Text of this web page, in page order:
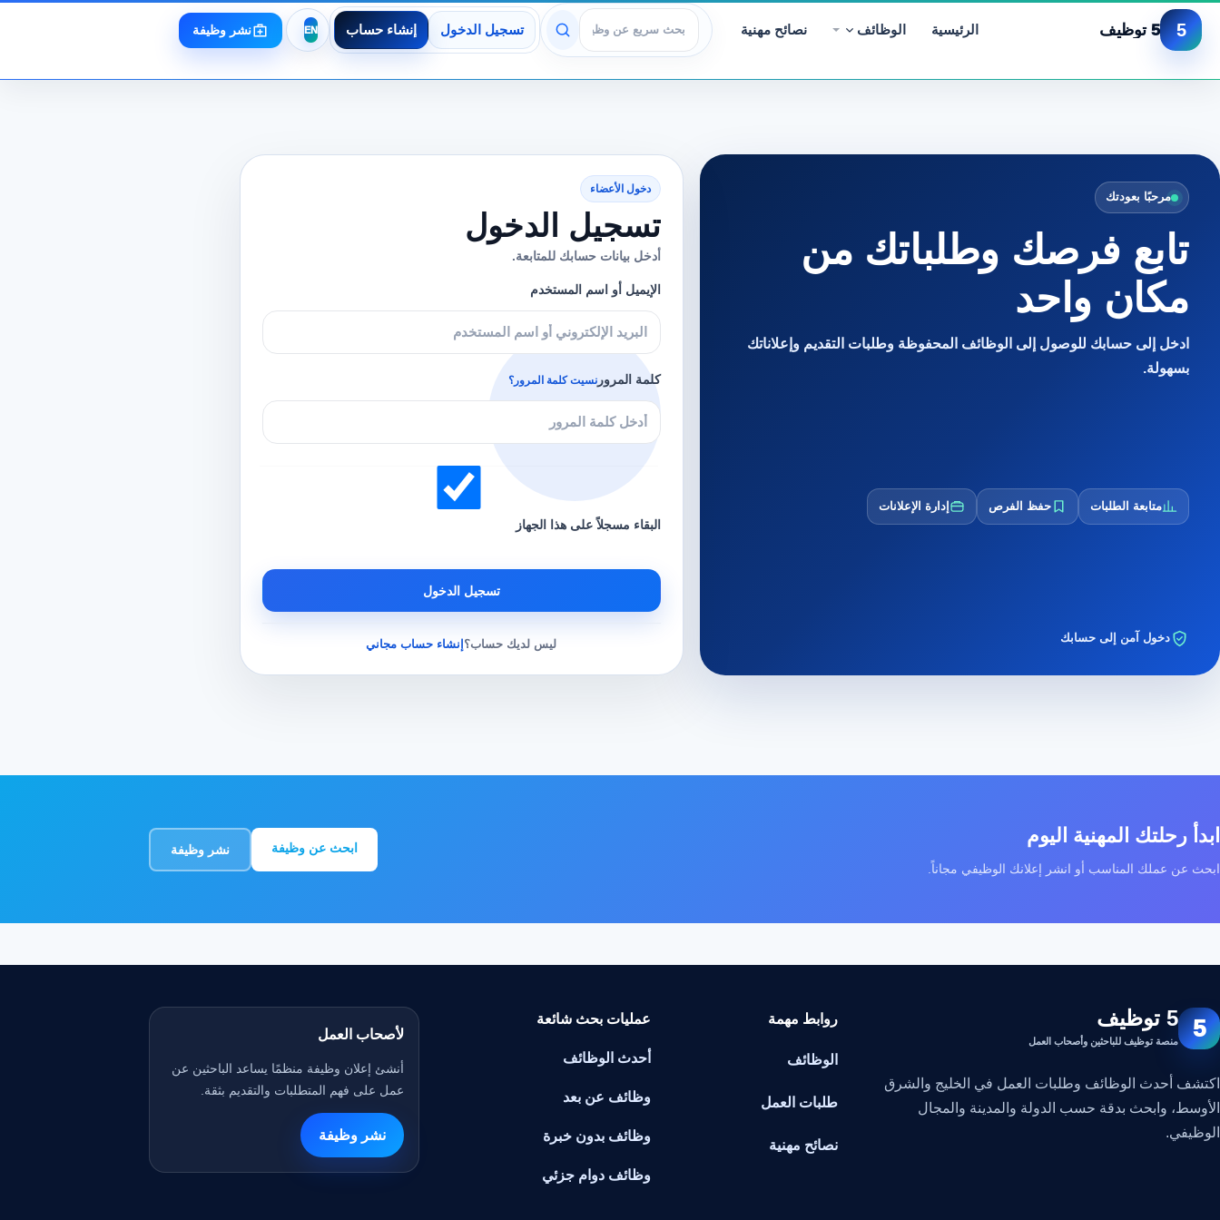
5 5 توظيف الرئيسية الوظائف نصائح مهنية
عرض الوظائف
تسجيل الدخول إنشاء حساب نشر وظيفة
مرحبًا بعودتك
تابع فرصك وطلباتك من
مكان واحد
ادخل إلى حسابك للوصول إلى الوظائف المحفوظة وطلبات التقديم وإعلاناتك
بسهولة.
متابعة الطلبات حفظ الفرص إدارة الإعلانات
دخول آمن إلى حسابك
دخول الأعضاء
تسجيل الدخول
أدخل بيانات حسابك للمتابعة.
الإيميل أو اسم المستخدم
كلمة المرورنسيت كلمة المرور؟
البقاء مسجلاً على هذا الجهاز
تسجيل الدخول
ليس لديك حساب؟ إنشاء حساب مجاني
ابدأ رحلتك المهنية اليوم
ابحث عن عملك المناسب أو انشر إعلانك الوظيفي مجاناً.
ابحث عن وظيفة نشر وظيفة
5 5 توظيف
منصة توظيف للباحثين وأصحاب العمل
اكتشف أحدث الوظائف وطلبات العمل في الخليج والشرق
الأوسط، وابحث بدقة حسب الدولة والمدينة والمجال
الوظيفي.
روابط مهمة
الوظائف
طلبات العمل
نصائح مهنية
عمليات بحث شائعة
أحدث الوظائف
وظائف عن بعد
وظائف بدون خبرة
وظائف دوام جزئي
لأصحاب العمل
أنشئ إعلان وظيفة منظمًا يساعد الباحثين عن
عمل على فهم المتطلبات والتقديم بثقة.
نشر وظيفة